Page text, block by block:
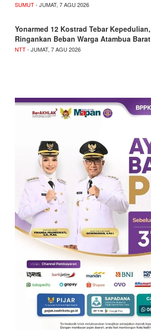
SUMUT- JUMAT, 7 AGU 2026
Yonarmed 12 Kostrad Tebar Kepedulian,
Ringankan Beban Warga Atambua Barat
NTT- JUMAT, 7 AGU 2026